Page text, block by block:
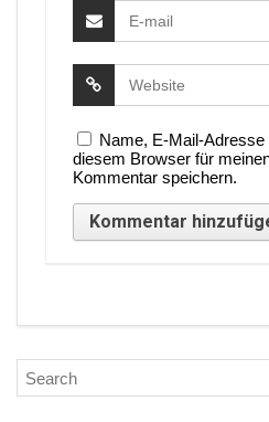
Name, E-Mail-Adresse
diesem Browser für
Kommentar speichern.